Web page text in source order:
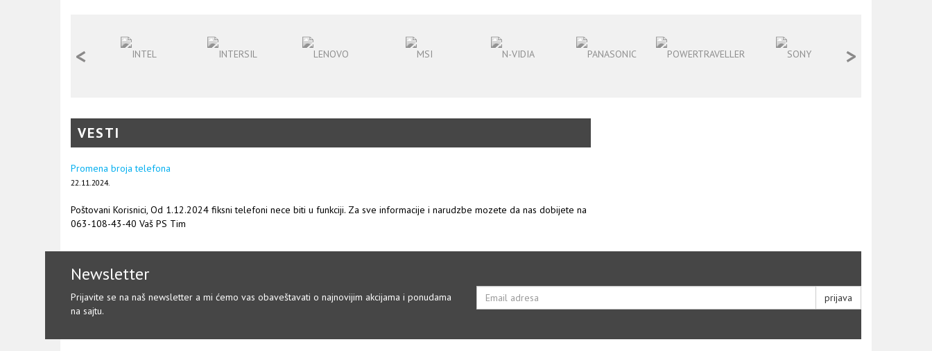
< >
VESTI
Promena broja telefona
22.11.2024.
Poštovani Korisnici, Od 1.12.2024 fiksni telefoni nece biti u funkciji. Za sve informacije i narudzbe mozete da nas dobijete na
063-108-43-40 Vaš PS Tim
Newsletter
Prijavite se na naš newsletter a mi ćemo vas obaveštavati o najnovijim akcijama i ponudama
na sajtu.
prijava